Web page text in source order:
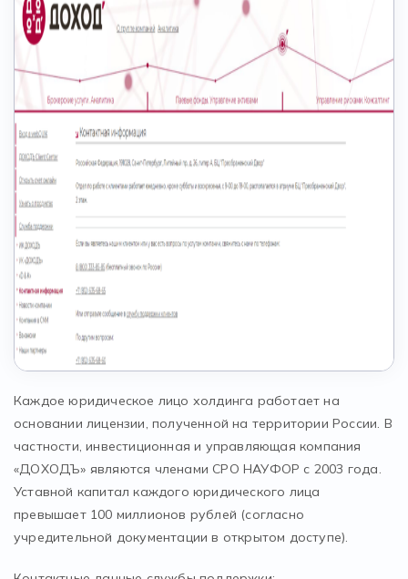
Каждое юридическое лицо холдинга работает на
основании лицензии, полученной на территории России. В
частности, инвестиционная и управляющая компания
«ДОХОДЪ» являются членами СРО НАУФОР с 2003 года.
Уставной капитал каждого юридического лица
превышает 100 миллионов рублей (согласно
учредительной документации в открытом доступе).